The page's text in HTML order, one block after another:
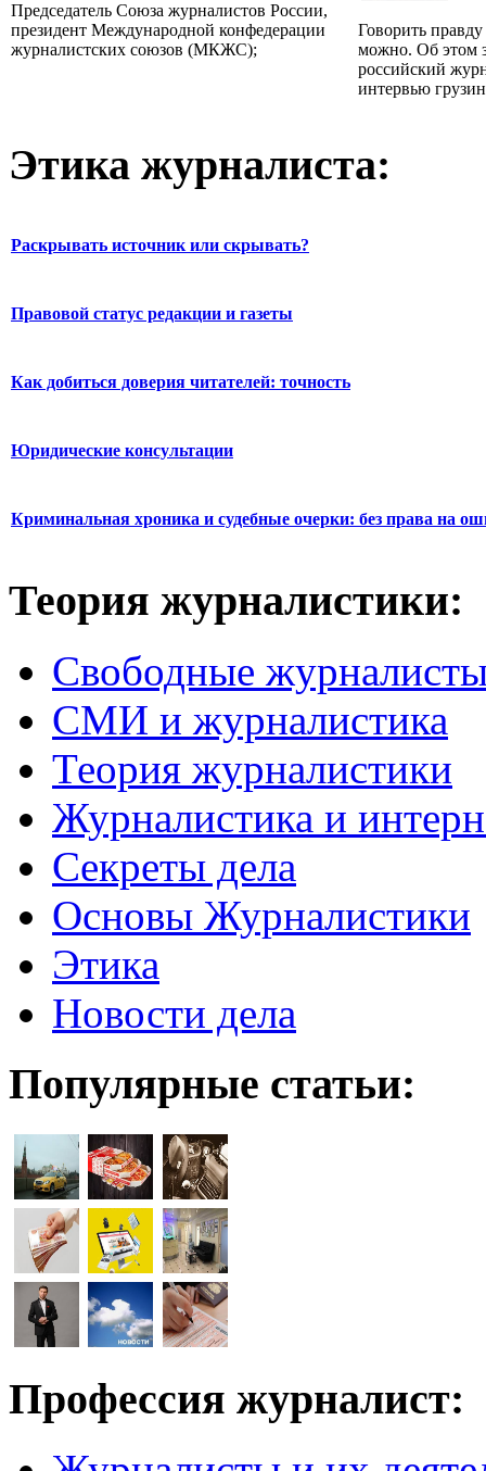
Председатель Союза журналистов России,
президент Международной конфедерации
журналистских союзов (МКЖС);
Говорить
можно. Об этом
российский
интервью
Этика журналиста:
Раскрывать источник или скрывать?
Правовой статус редакции и газеты
Как добиться доверия читателей: точность
Юридические консультации
Криминальная хроника и судебные очерки: без права на
Теория журналистики:
Свободные
СМИ и журналистика
Теория журналистики
Журналистика и
Секреты дела
Основы Журналистики
Этика
Новости дела
Популярные статьи:
Профессия журналист: